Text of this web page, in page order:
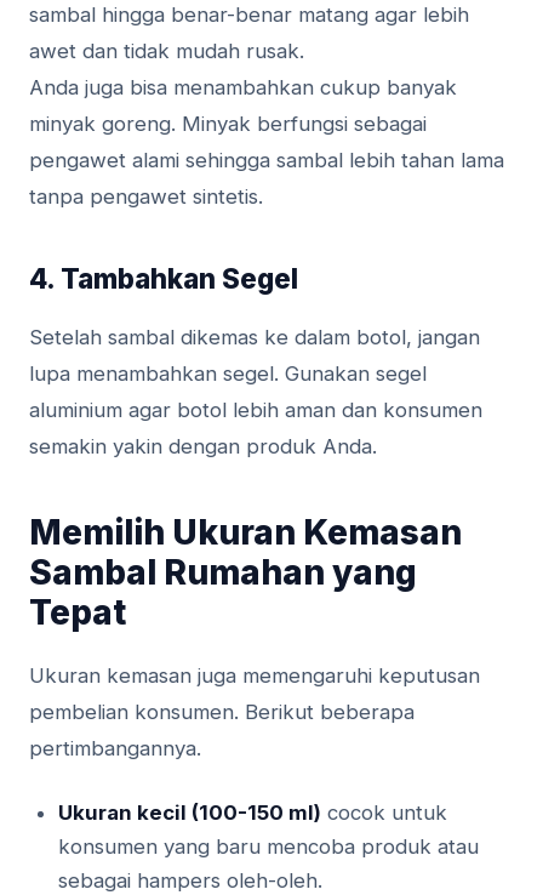
sambal hingga benar-benar matang agar lebih
awet dan tidak mudah rusak.
Anda juga bisa menambahkan cukup banyak
minyak goreng. Minyak berfungsi sebagai
pengawet alami sehingga sambal lebih tahan lama
tanpa pengawet sintetis.
4. Tambahkan Segel
Setelah sambal dikemas ke dalam botol, jangan
lupa menambahkan segel. Gunakan segel
aluminium agar botol lebih aman dan konsumen
semakin yakin dengan produk Anda.
Memilih Ukuran Kemasan
Sambal Rumahan yang
Tepat
Ukuran kemasan juga memengaruhi keputusan
pembelian konsumen. Berikut beberapa
pertimbangannya.
Ukuran kecil (100-150 ml) cocok untuk
konsumen yang baru mencoba produk atau
sebagai hampers oleh-oleh.